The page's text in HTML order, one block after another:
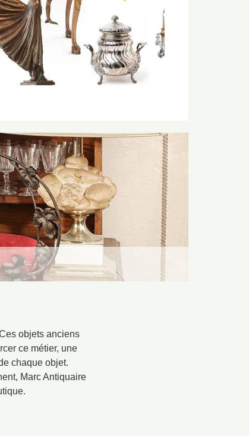
objets anciens
ce métier, une
chaque objet.
Marc Antiquaire